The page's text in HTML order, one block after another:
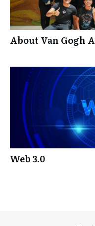
About Van Gogh
Web 3.0